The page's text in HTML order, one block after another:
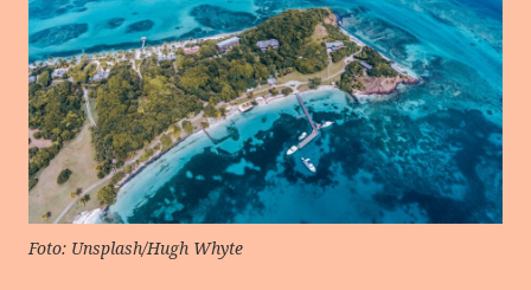
Foto: Unsplash/Hugh Whyte